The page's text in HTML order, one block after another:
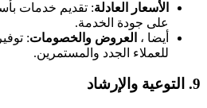
الأسعار العادلة: تقديم خدمات
على جودة الخدمة.
أيضا ، العروض والخصومات:
للعملاء الجدد والمستمرين.
9. التوعية والإرشاد